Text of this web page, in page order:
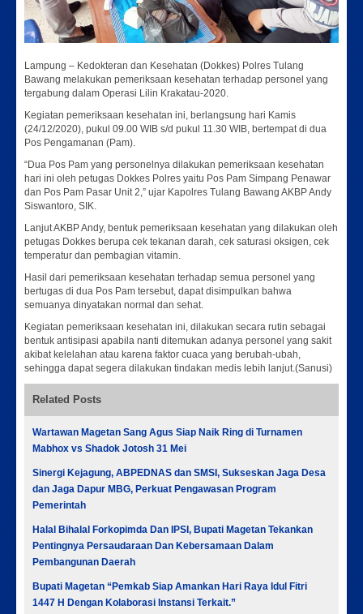
Lampung – Kedokteran dan Kesehatan (Dokkes) Polres Tulang
Bawang melakukan pemeriksaan kesehatan terhadap personel yang
tergabung dalam Operasi Lilin Krakatau-2020.
Kegiatan pemeriksaan kesehatan ini, berlangsung hari Kamis
(24/12/2020), pukul 09.00 WIB s/d pukul 11.30 WIB, bertempat di dua
Pos Pengamanan (Pam).
“Dua Pos Pam yang personelnya dilakukan pemeriksaan kesehatan
hari ini oleh petugas Dokkes Polres yaitu Pos Pam Simpang Penawar
dan Pos Pam Pasar Unit 2,” ujar Kapolres Tulang Bawang AKBP Andy
Siswantoro, SIK.
Lanjut AKBP Andy, bentuk pemeriksaan kesehatan yang dilakukan oleh
petugas Dokkes berupa cek tekanan darah, cek saturasi oksigen, cek
temperatur dan pembagian vitamin.
Hasil dari pemeriksaan kesehatan terhadap semua personel yang
bertugas di dua Pos Pam tersebut, dapat disimpulkan bahwa
semuanya dinyatakan normal dan sehat.
Kegiatan pemeriksaan kesehatan ini, dilakukan secara rutin sebagai
bentuk antisipasi apabila nanti ditemukan adanya personel yang sakit
akibat kelelahan atau karena faktor cuaca yang berubah-ubah,
sehingga dapat segera dilakukan tindakan medis lebih lanjut.(Sanusi)
Related Posts
Wartawan Magetan Sang Agus Siap Naik Ring di Turnamen
Mabhox vs Shadok Jotosh 31 Mei
Sinergi Kejagung, ABPEDNAS dan SMSI, Sukseskan Jaga Desa
dan Jaga Dapur MBG, Perkuat Pengawasan Program
Pemerintah
Halal Bihalal Forkopimda Dan IPSI, Bupati Magetan Tekankan
Pentingnya Persaudaraan Dan Kebersamaan Dalam
Pembangunan Daerah
Bupati Magetan “Pemkab Siap Amankan Hari Raya Idul Fitri
1447 H Dengan Kolaborasi Instansi Terkait.”